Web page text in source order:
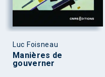
Luc Foisneau
Manières de
gouverner